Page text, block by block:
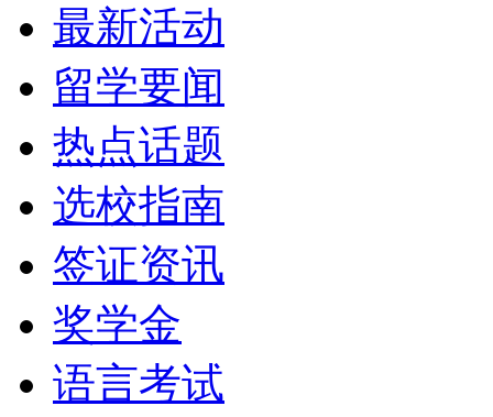
最新活动
留学要闻
热点话题
选校指南
签证资讯
奖学金
语言考试